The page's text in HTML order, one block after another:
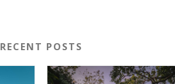
RECENT POSTS